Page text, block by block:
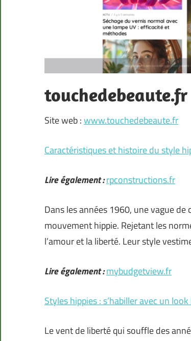
touchedebeaute.fr
Site web :www.touchedebeaute.fr
Caractéristiques et histoire du style
Lire également :rpconstructions.fr
Dans les années 1960, une vague
mouvement hippie. Rejetant les
l’amour et la liberté. Leur style
Lire également :mybudgetview.fr
Styles hippies : s’habiller avec un
Le vent de liberté qui souffle des